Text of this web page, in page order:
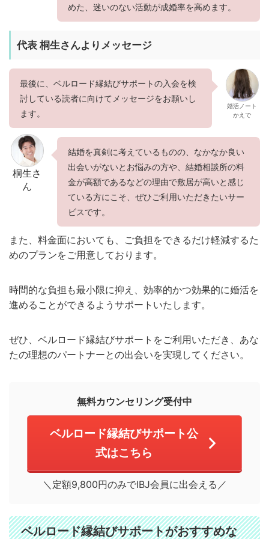
めた、迷いのない活動が成婚率を高めます。
代表 桐生さんよりメッセージ
最後に、ベルロード縁結びサポートの入会を検
討している読者に向けてメッセージをお願いし
ます。
婚活ノート
かえで
桐生さ
ん
結婚を真剣に考えているものの、なかなか良い
出会いがないとお悩みの方や、結婚相談所の料
金が高額であるなどの理由で敷居が高いと感じ
ている方にこそ、 ぜひご利用いただきたいサー
ビスです。
また、料金面においても、ご負担をできるだけ軽減するた
めのプランをご用意しております。
時間的な負担も最小限に抑え、効率的かつ効果的に婚活を
進めることができるようサポートいたします。
ぜひ、ベルロード縁結びサポートをご利用いただき、あな
たの理想のパートナーとの出会いを実現してください。
無料カウンセリング受付中
ベルロード縁結びサポート公
式はこちら
＼定額9,800円のみでIBJ会員に出会える／
ベルロード縁結びサポートがおすすめな